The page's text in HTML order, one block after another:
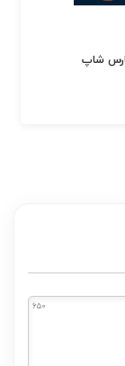
650